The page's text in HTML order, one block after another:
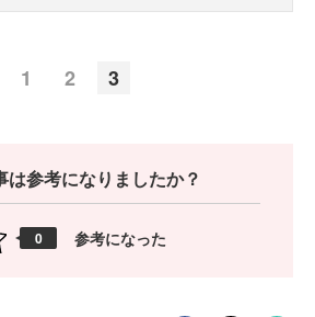
1 2 3
は参考になりましたか？
0 参考になった